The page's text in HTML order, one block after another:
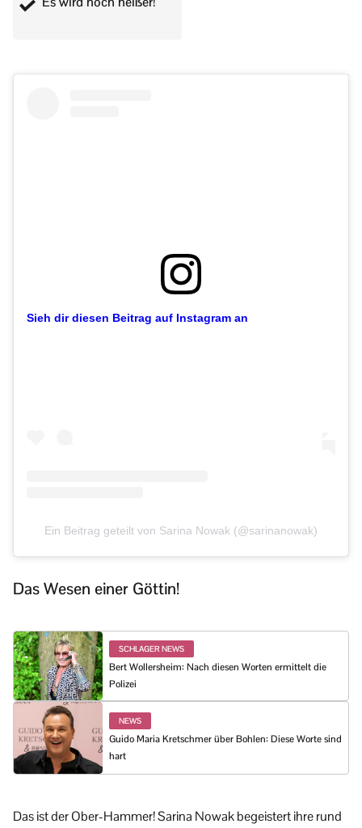
Sieh dir diesen Beitrag auf Instagram an
Ein Beitrag geteilt von Sarina Nowak (@sarinanowak)
Das Wesen einer Göttin!
SCHLAGER NEWS
Bert Wollersheim: Nach diesen Worten ermittelt die
Polizei
NEWS
Guido Maria Kretschmer über Bohlen: Diese Worte sind
hart
Das ist der Ober-Hammer! Sarina Nowak begeistert ihre rund